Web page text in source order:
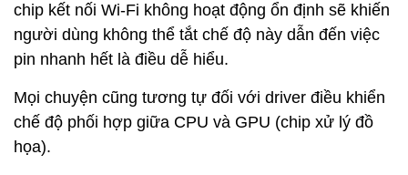
chip kết nối Wi-Fi không hoạt động ổn định sẽ khiến
người dùng không thể tắt chế độ này dẫn đến việc
pin nhanh hết là điều dễ hiểu.
Mọi chuyện cũng tương tự đối với driver điều khiển
chế độ phối hợp giữa CPU và GPU (chip xử lý đồ
họa).